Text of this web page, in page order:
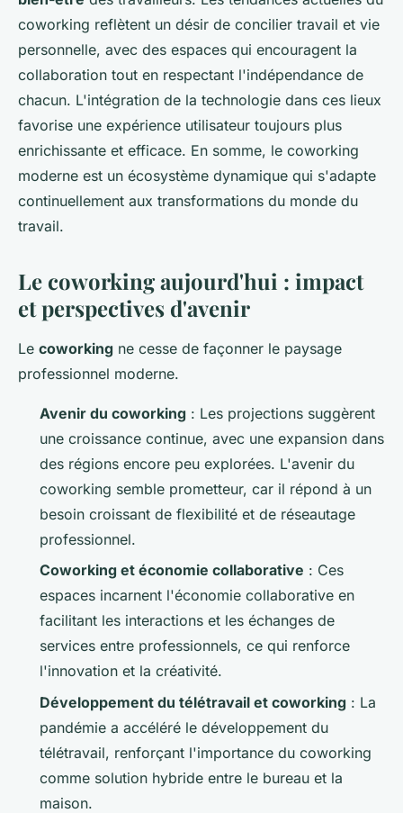
coworking reflètent un désir de concilier travail et vie
personnelle, avec des espaces qui encouragent la
collaboration tout en respectant l'indépendance de
chacun. L'intégration de la technologie dans ces lieux
favorise une expérience utilisateur toujours plus
enrichissante et efficace. En somme, le coworking
moderne est un écosystème dynamique qui s'adapte
continuellement aux transformations du monde du
travail.
Le coworking aujourd'hui : impact
et perspectives d'avenir
Le coworking ne cesse de façonner le paysage
professionnel moderne.
Avenir du coworking : Les projections suggèrent
une croissance continue, avec une expansion dans
des régions encore peu explorées. L'avenir du
coworking semble prometteur, car il répond à un
besoin croissant de flexibilité et de réseautage
professionnel.
Coworking et économie collaborative : Ces
espaces incarnent l'économie collaborative en
facilitant les interactions et les échanges de
services entre professionnels, ce qui renforce
l'innovation et la créativité.
Développement du télétravail et coworking : La
pandémie a accéléré le développement du
télétravail, renforçant l'importance du coworking
comme solution hybride entre le bureau et la
maison.